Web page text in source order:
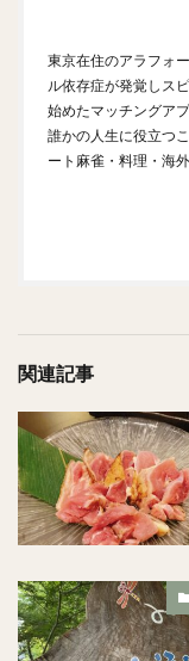
東京在住のアラフォ
ル依存症が発覚しス
始めたマッチングア
誰かの人生に役立つ
ート麻雀・料理・海
関連記事